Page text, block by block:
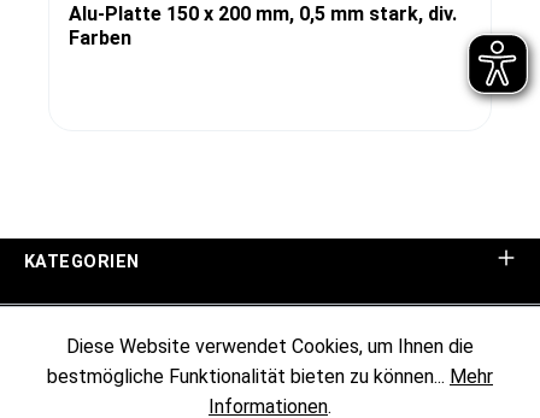
Alu-Platte 150 x 200 mm, 0,5 mm stark, div.
Farben
KATEGORIEN
KUNDENINFORMATIONEN
Diese Website verwendet Cookies, um Ihnen die
bestmögliche Funktionalität bieten zu können... Mehr
Informationen.